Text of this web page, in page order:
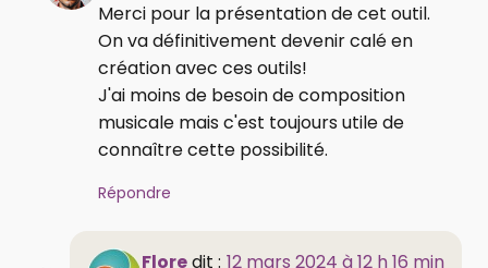
Merci pour la présentation de cet outil.
On va définitivement devenir calé en
création avec ces outils!
J'ai moins de besoin de composition
musicale mais c'est toujours utile de
connaître cette possibilité.
Répondre
Floredit : 12 mars 2024 à 12 h 16 min